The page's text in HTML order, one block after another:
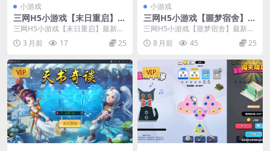
小游戏
三网H5小游戏【末日重启】最
新整理Linux手工服务端+安卓
三网H5小游戏【末日重启】最新整
理Linux手工服务端+安卓
3 月前 17 25
小游戏
三网H5小游戏【噩梦宿舍】最
新整理CentOS手工服务端+安
卓
三网H5小游戏【噩梦宿舍】最新整
理CentOS手工服务端+安卓
8 月前 45 25
VIP VIP